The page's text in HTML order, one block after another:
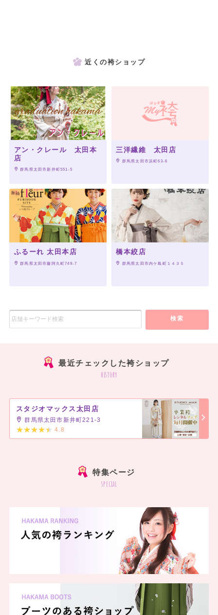
近くの袴ショップ
アン・クレール 太田本
店
群馬県太田市新井町551-5
三洋繊維 太田店
群馬県太田市浜町63-6
ふるーれ 太田本店
群馬県太田市藤阿久町749-7
橋本絞店
群馬県太田市内ケ島町１４３５
検索
最近チェックした袴ショップ
history
スタジオマックス太田店
群馬県太田市新井町221-3
4.8
特集ページ
special